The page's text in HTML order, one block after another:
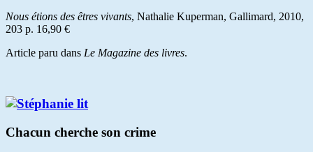
Nous étions des êtres vivants, Nathalie Kuperman, Gallimard, 2010,
203 p. 16,90 €
Article paru dans Le Magazine des livres.
Chacun cherche son crime